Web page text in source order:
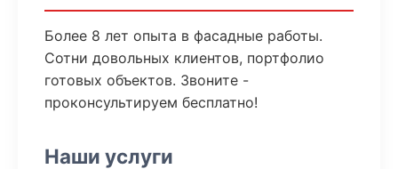
Более 8 лет опыта в фасадные работы.
Сотни довольных клиентов, портфолио
готовых объектов. Звоните -
проконсультируем бесплатно!
Наши услуги